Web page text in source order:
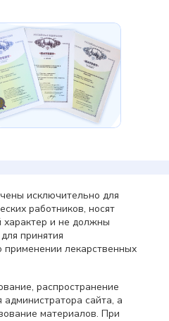
исключительно для
работников, носят
и не должны
принятия
применении лекарственных
распространение
сайта, а
материалов. При